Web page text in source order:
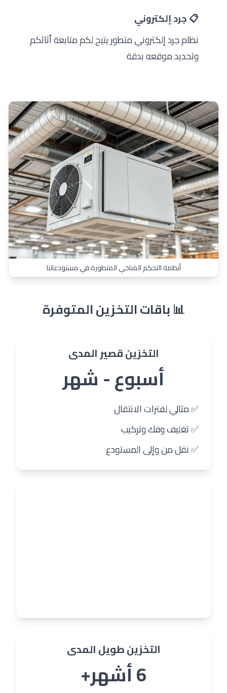
📋 جرد إلكتروني
نظام جرد إلكتروني متطور يتيح لكم متابعة أثاثكم
وتحديد موقعه بدقة
أنظمة التحكم المناخي المتطورة في مستودعاتنا
📊 باقات التخزين المتوفرة
التخزين قصير المدى
أسبوع - شهر
✅ مثالي لفترات الانتقال
✅ تغليف وفك وتركيب
✅ نقل من وإلى المستودع
التخزين طويل المدى
6 أشهر+